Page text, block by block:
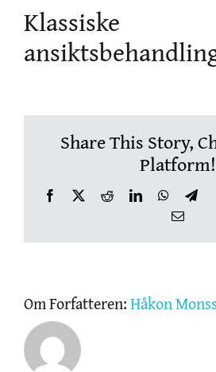
BEHANDLINGER
PRISER
GAVEKORT
Klassiske
Share This Story,
Platform!
Facebook
X RedditLinkedIn
E-
Om Forfatteren:Håkon